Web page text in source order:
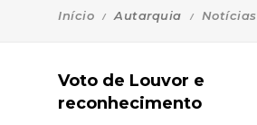
Início Autarquia Notícias
Voto de Louvor e
reconhecimento